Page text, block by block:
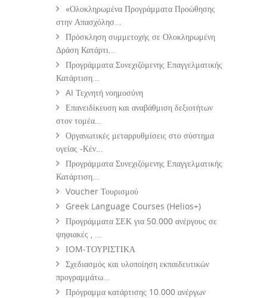
«Ολοκληρωμένα Προγράμματα Προώθησης
στην Απασχόλησ...
Πρόσκληση συμμετοχής σε Ολοκληρωμένη
Δράση Κατάρτι...
Προγράμματα Συνεχιζόμενης Επαγγελματικής
Κατάρτιση...
AI Τεχνητή νοημοσύνη
Επανειδίκευση και αναβάθμιση δεξιοτήτων
στον τομέα...
Οργανωτικές μεταρρυθμίσεις στο σύστημα
υγείας -Κέν...
Προγράμματα Συνεχιζόμενης Επαγγελματικής
Κατάρτιση...
Voucher Τουρισμού
Greek Language Courses (Helios+)
Προγράμματα ΣΕΚ για 50.000 ανέργους σε
ψηφιακές , ...
ΙOM-ΤΟΥΡΙΣΤΙΚΑ
Σχεδιασμός και υλοποίηση εκπαιδευτικών
προγραμμάτω...
Πρόγραμμα κατάρτισης 10.000 ανέργων